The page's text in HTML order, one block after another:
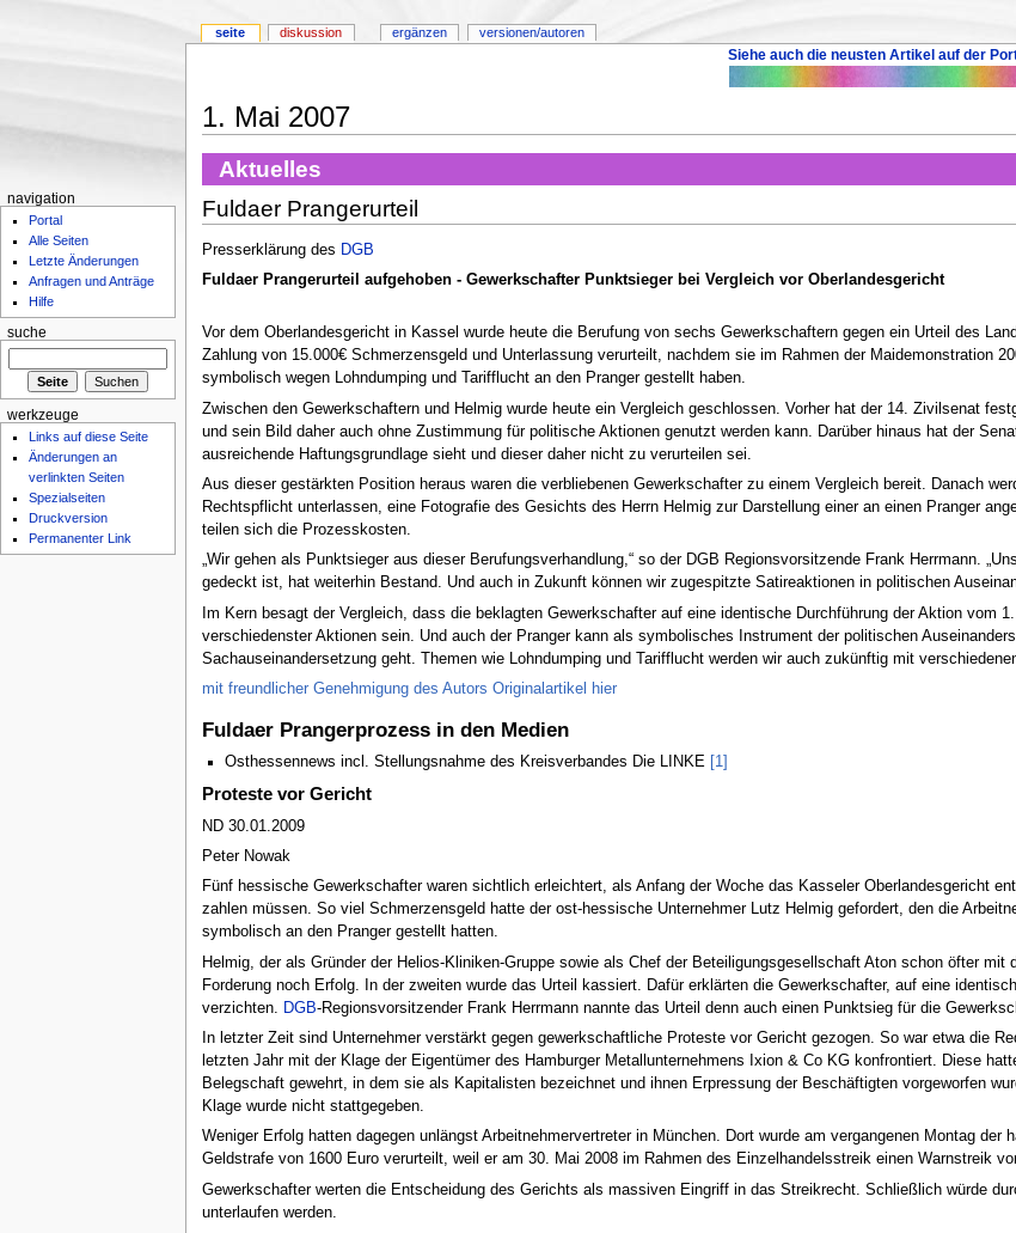
Siehe auch die neusten Artikel auf der
1. Mai 2007
Aktuelles
Fuldaer Prangerurteil
Presserklärung des DGB
Fuldaer Prangerurteil aufgehoben - Gewerkschafter Punktsieger bei Vergleich vor Oberlandesgericht
Vor dem Oberlandesgericht in Kassel wurde heute die Berufung von sechs Gewerkschaftern gegen ein Urteil des
Zahlung von 15.000€ Schmerzensgeld und Unterlassung verurteilt, nachdem sie im Rahmen der Maidemonstration
symbolisch wegen Lohndumping und Tarifflucht an den Pranger gestellt haben.
Zwischen den Gewerkschaftern und Helmig wurde heute ein Vergleich geschlossen. Vorher hat der 14. Zivilsenat
und sein Bild daher auch ohne Zustimmung für politische Aktionen genutzt werden kann. Darüber hinaus hat der
ausreichende Haftungsgrundlage sieht und dieser daher nicht zu verurteilen sei.
Aus dieser gestärkten Position heraus waren die verbliebenen Gewerkschafter zu einem Vergleich bereit. Danach
Rechtspflicht unterlassen, eine Fotografie des Gesichts des Herrn Helmig zur Darstellung einer an einen Pranger
teilen sich die Prozesskosten.
„Wir gehen als Punktsieger aus dieser Berufungsverhandlung,“ so der DGB Regionsvorsitzende Frank Herrmann.
gedeckt ist, hat weiterhin Bestand. Und auch in Zukunft können wir zugespitzte Satireaktionen in politischen
Im Kern besagt der Vergleich, dass die beklagten Gewerkschafter auf eine identische Durchführung der Aktion vom
verschiedenster Aktionen sein. Und auch der Pranger kann als symbolisches Instrument der politischen
Sachauseinandersetzung geht. Themen wie Lohndumping und Tarifflucht werden wir auch zukünftig mit
mit freundlicher Genehmigung des Autors Originalartikel hier
Fuldaer Prangerprozess in den Medien
Osthessennews incl. Stellungsnahme des Kreisverbandes Die LINKE [1]
Proteste vor Gericht
ND 30.01.2009
Peter Nowak
Fünf hessische Gewerkschafter waren sichtlich erleichtert, als Anfang der Woche das Kasseler Oberlandesgericht
zahlen müssen. So viel Schmerzensgeld hatte der ost-hessische Unternehmer Lutz Helmig gefordert, den die
symbolisch an den Pranger gestellt hatten.
Helmig, der als Gründer der Helios-Kliniken-Gruppe sowie als Chef der Beteiligungsgesellschaft Aton schon öfter
Forderung noch Erfolg. In der zweiten wurde das Urteil kassiert. Dafür erklärten die Gewerkschafter, auf eine
verzichten.
DGB-Regionsvorsitzender Frank Herrmann nannte das Urteil denn auch einen Punktsieg für die
In letzter Zeit sind Unternehmer verstärkt gegen gewerkschaftliche Proteste vor Gericht gezogen. So war etwa die
letzten Jahr mit der Klage der Eigentümer des Hamburger Metallunternehmens Ixion & Co KG konfrontiert. Diese
Belegschaft gewehrt, in dem sie als Kapitalisten bezeichnet und ihnen Erpressung der Beschäftigten vorgeworfen
Klage wurde nicht stattgegeben.
Weniger Erfolg hatten dagegen unlängst Arbeitnehmervertreter in München. Dort wurde am vergangenen Montag
Geldstrafe von 1600 Euro verurteilt, weil er am 30. Mai 2008 im Rahmen des Einzelhandelsstreik einen Warnstreik
Gewerkschafter werten die Entscheidung des Gerichts als massiven Eingriff in das Streikrecht. Schließlich würde
unterlaufen werden.
seite diskussion ergänzen versionen/autoren
navigation
Portal
Alle Seiten
Letzte Änderungen
Anfragen und Anträge
Hilfe
suche
werkzeuge
Links auf diese Seite
Änderungen an
verlinkten Seiten
Spezialseiten
Druckversion
Permanenter Link